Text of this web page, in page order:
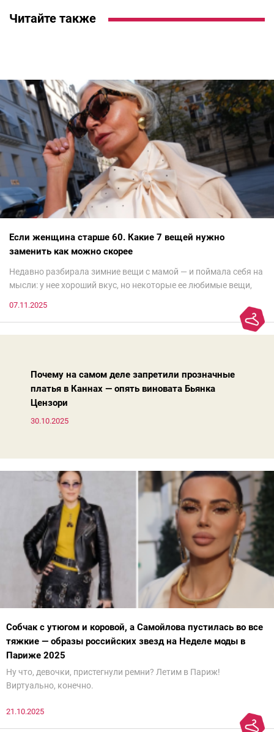
Читайте также
Если женщина старше 60. Какие 7 вещей нужно
заменить как можно скорее
Недавно разбирала зимние вещи с мамой — и поймала себя на
мысли: у нее хороший вкус, но некоторые ее любимые вещи,
моды. Вовсе нет.Проблема в том, что сама мода сделала шаг
07.11.2025
Почему на самом деле запретили прозначные
платья в Каннах — опять виновата Бьянка
Цензори
30.10.2025
Собчак с утюгом и коровой, а Самойлова пустилась во все
тяжкие — образы российских звезд на Неделе моды в
Париже 2025
Ну что, девочки, пристегнули ремни? Летим в Париж!
Виртуально, конечно.
21.10.2025